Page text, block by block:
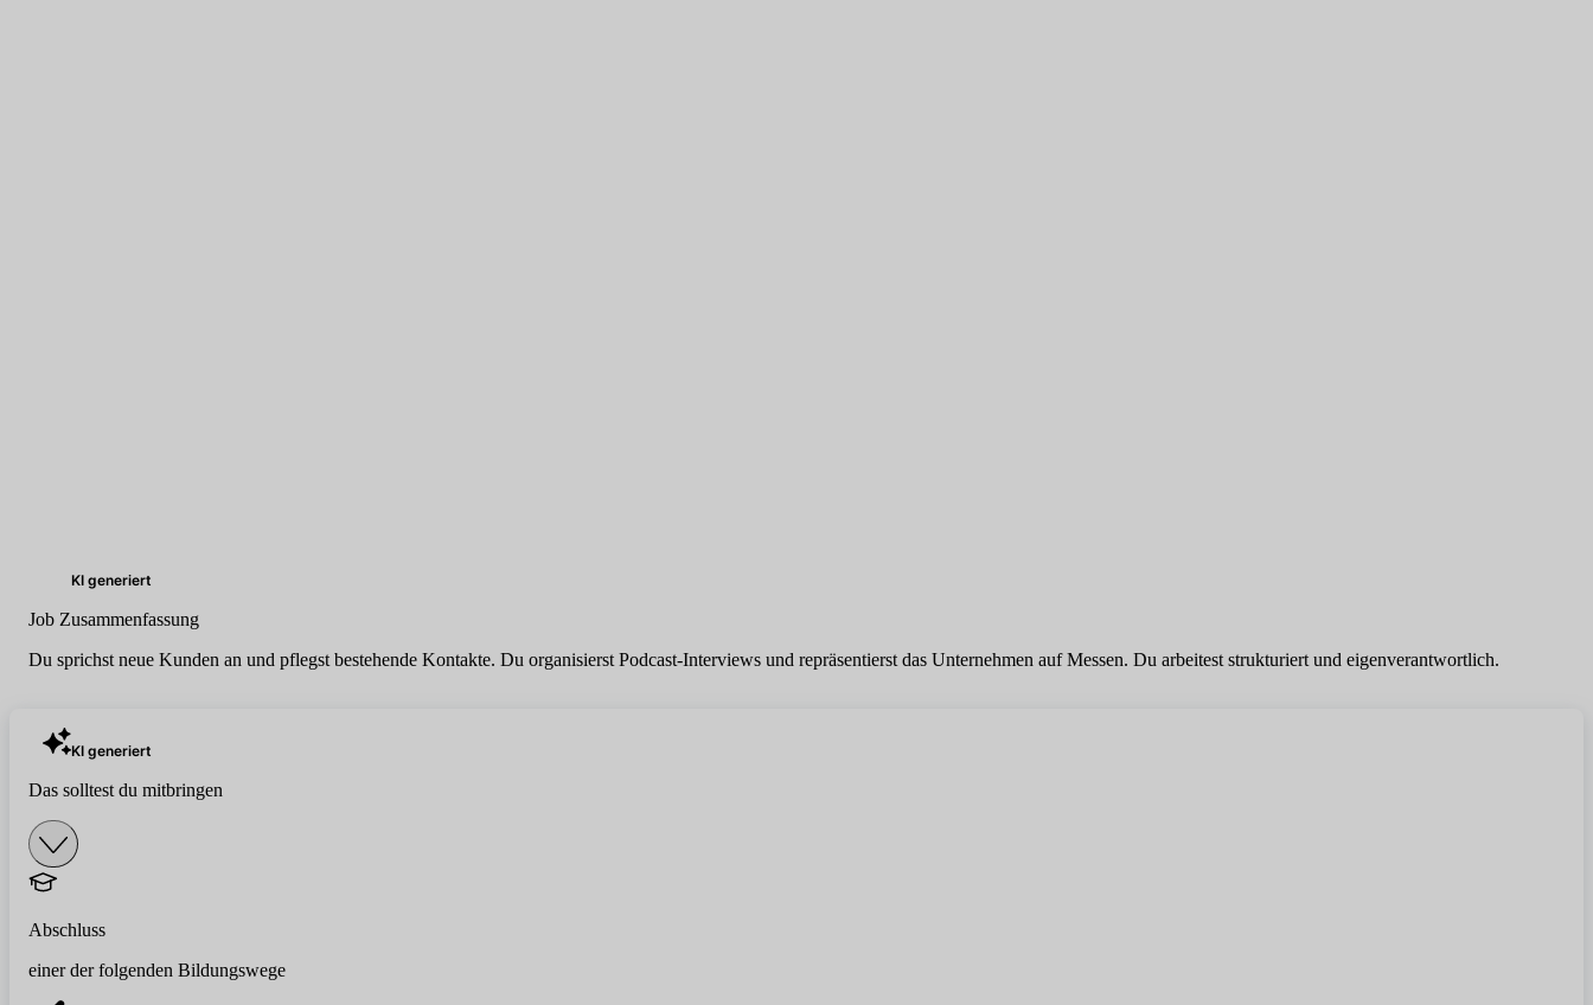
KI generiert
Job Zusammenfassung
Du sprichst neue Kunden an und pflegst bestehende Kontakte. Du organisierst Podcast-Interviews und repräsentierst das Unternehmen auf Messen. Du arbeitest strukturiert und eigenverantwortlich.
KI generiert
Das solltest du mitbringen
Abschluss
einer der folgenden Bildungswege